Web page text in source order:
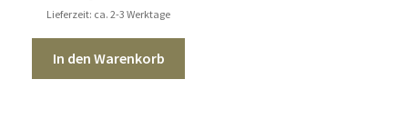
Lieferzeit: ca. 2-3 Werktage
In den Warenkorb